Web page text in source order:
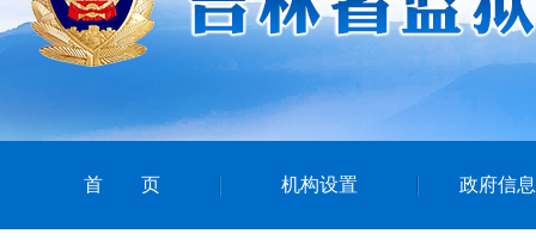
首页 机构设置 政府信